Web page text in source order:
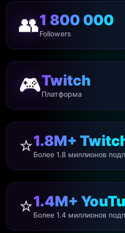
👥1 800 000
Followers
🎮Twitch
Платформа
⭐1.8M+
Более 1.8 миллионов
⭐1.4M+
Более 1.4 миллионов